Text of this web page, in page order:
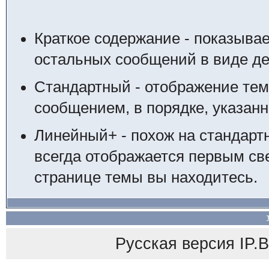
Краткое содержание -
остальных сообщений в виде
Стандартный - отображение
сообщением, в порядке,
Линейный+ - похож на
всегда отображается первым
странице темы вы находитесь.
Русская версия